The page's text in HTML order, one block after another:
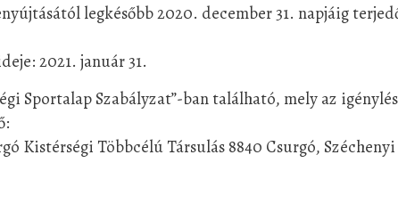
legkésőbb 2020. december 31. napjáig
2021. január 31.
Sportalap Szabályzat”-ban található, mely az
Kistérségi Többcélú Társulás 8840 Csurgó, Széchenyi